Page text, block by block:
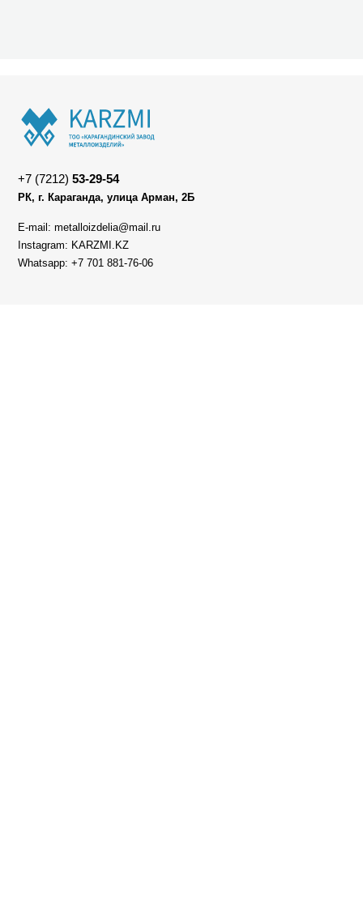
+7 (7212)53-29-54
РК, г. Караганда, улица Арман, 2Б
E-mail: metalloizdelia@mail.ru
Instagram: KARZMI.KZ
Whatsapp: +7 701 881-76-06